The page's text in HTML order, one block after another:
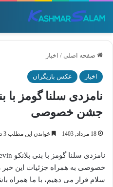
صفحه اصلی / اخبار
اخبار عکس بازیگران
نامزدی سلنا گومز با
جشن خصوصی
18 مرداد, 1403 خواندن این مطلب 3 دقیقه زمان میبرد
خصوصی به همراه جزئیات این خبر
سلام قرار می دهیم، با ما همراه